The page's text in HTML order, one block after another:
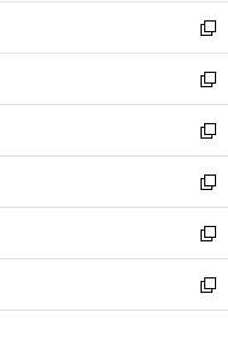
く
で
開
く
ド
ウ
で
開
く
ウ
ィ
ン
ド
ウ
で
開
く
し
い
ウ
ィ
ン
ド
ウ
で
開
く
新
し
い
ウ
ィ
ン
ド
ウ
で
開
く
新
し
い
ウ
ィ
ン
ド
ウ
で
開
新
し
い
ウ
ィ
ン
ド
ウ
新
し
い
ウ
ィ
ン
新
し
い
ウ
新
し